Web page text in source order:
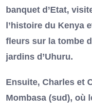
banquet d’Etat,
l’histoire du Kenya
fleurs sur la tombe
jardins d’Uhuru.
Ensuite, Charles et
Mombasa (sud), où